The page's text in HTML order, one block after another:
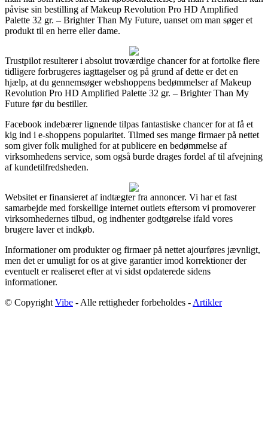
påvise sin bestilling af Makeup Revolution Pro HD Amplified
Palette 32 gr. – Brighter Than My Future, uanset om man søger et
produkt til en herre eller dame.
Trustpilot resulterer i absolut troværdige chancer for at fortolke flere
tidligere forbrugeres iagttagelser og på grund af dette er det en
hjælp, at du gennemsøger webshoppens bedømmelser af Makeup
Revolution Pro HD Amplified Palette 32 gr. – Brighter Than My
Future før du bestiller.
Facebook indebærer lignende tilpas fantastiske chancer for at få et
kig ind i e-shoppens popularitet. Tilmed ses mange firmaer på nettet
som giver folk mulighed for at publicere en bedømmelse af
virksomhedens service, som også burde drages fordel af til afvejning
af kundetilfredsheden.
Websitet er finansieret af indtægter fra annoncer. Vi har et fast
samarbejde med forskellige internet outlets eftersom vi promoverer
virksomhedernes tilbud, og indhenter godtgørelse ifald vores
brugere laver et indkøb.
Informationer om produkter og firmaer på nettet ajourføres jævnligt,
men det er umuligt for os at give garantier imod korrektioner der
eventuelt er realiseret efter at vi sidst opdaterede sidens
informationer.
© Copyright Vibe - Alle rettigheder forbeholdes - Artikler